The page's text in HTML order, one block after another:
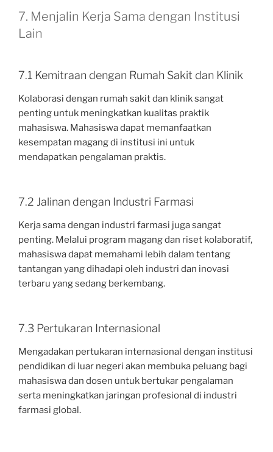
7. Menjalin Kerja Sama dengan Institusi
Lain
7.1 Kemitraan dengan Rumah Sakit dan Klinik
Kolaborasi dengan rumah sakit dan klinik sangat
penting untuk meningkatkan kualitas praktik
mahasiswa. Mahasiswa dapat memanfaatkan
kesempatan magang di institusi ini untuk
mendapatkan pengalaman praktis.
7.2 Jalinan dengan Industri Farmasi
Kerja sama dengan industri farmasi juga sangat
penting. Melalui program magang dan riset kolaboratif,
mahasiswa dapat memahami lebih dalam tentang
tantangan yang dihadapi oleh industri dan inovasi
terbaru yang sedang berkembang.
7.3 Pertukaran Internasional
Mengadakan pertukaran internasional dengan institusi
pendidikan di luar negeri akan membuka peluang bagi
mahasiswa dan dosen untuk bertukar pengalaman
serta meningkatkan jaringan profesional di industri
farmasi global.